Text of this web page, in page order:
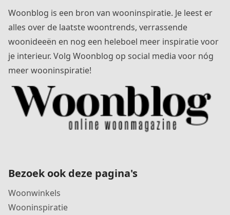
Woonblog is een bron van wooninspiratie. Je leest er
alles over de laatste woontrends, verrassende
woonideeën en nog een heleboel meer inspiratie voor
je interieur. Volg Woonblog op social media voor nóg
meer wooninspiratie!
Bezoek ook deze pagina's
Woonwinkels
Wooninspiratie